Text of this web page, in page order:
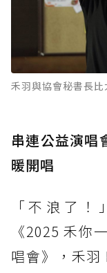
禾羽與協會秘書長比
串連公益演
暖開唱
「不浪了
《2025 禾你
唱會》，禾羽